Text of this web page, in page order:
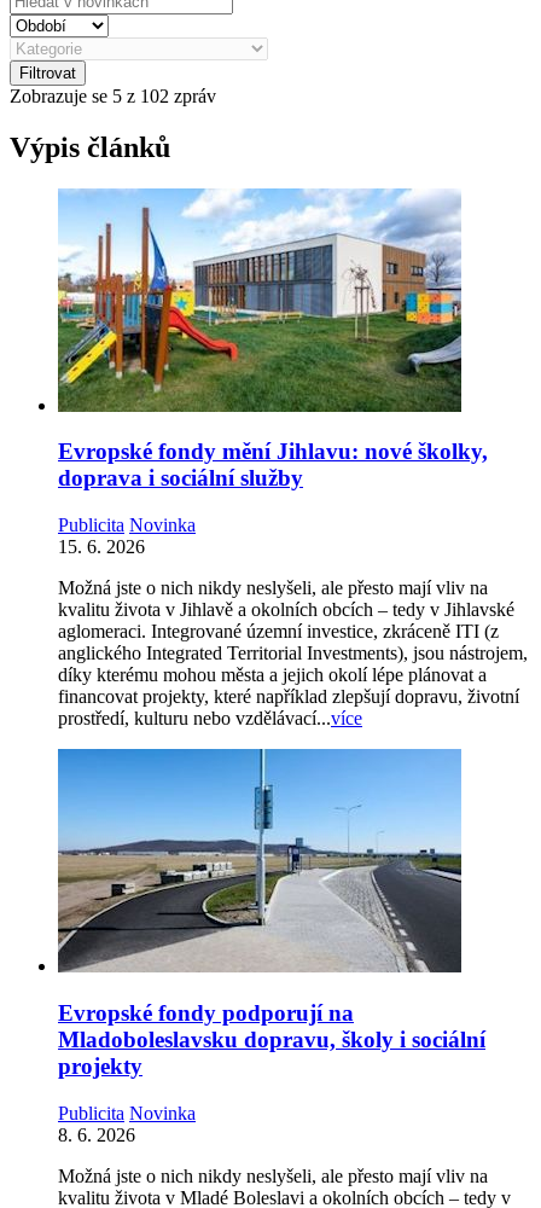
Filtrovat
Zobrazuje se 5 z 102 zpráv
Výpis článků
Evropské fondy mění Jihlavu: nové školky,
doprava i sociální služby
Publicita Novinka
15. 6. 2026
Možná jste o nich nikdy neslyšeli, ale přesto mají vliv na
kvalitu života v Jihlavě a okolních obcích – tedy v Jihlavské
aglomeraci. Integrované územní investice, zkráceně ITI (z
anglického Integrated Territorial Investments), jsou nástrojem,
díky kterému mohou města a jejich okolí lépe plánovat a
financovat projekty, které například zlepšují dopravu, životní
prostředí, kulturu nebo vzdělávací...více
Evropské fondy podporují na
Mladoboleslavsku dopravu, školy i sociální
projekty
Publicita Novinka
8. 6. 2026
Možná jste o nich nikdy neslyšeli, ale přesto mají vliv na
kvalitu života v Mladé Boleslavi a okolních obcích – tedy v